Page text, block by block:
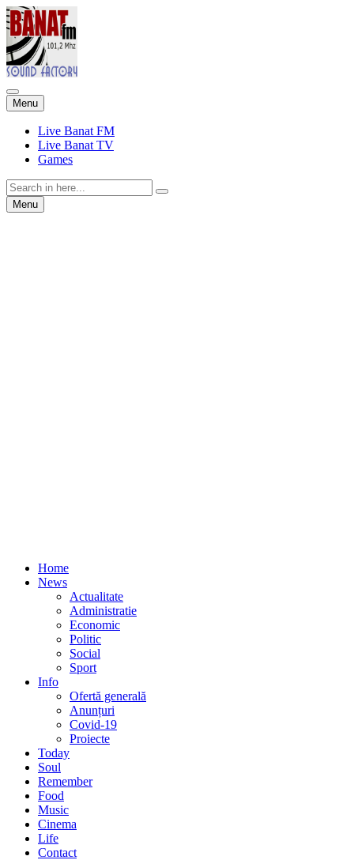
Menu Skip
to
content
Live Banat FM
Live Banat TV
Games
Search
for:Menu Skip
to
Home
News
Actualitate
Administratie
Economic
Politic
Social
Sport
Info
Ofertă generală
Anunțuri
Covid-19
Proiecte
Today
Soul
Remember
Food
Music
Cinema
Life
Contact